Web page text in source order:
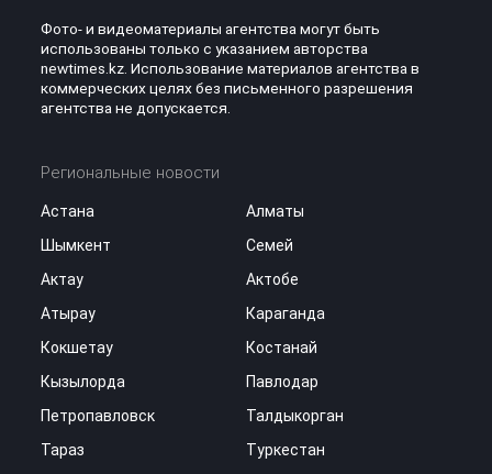
Фото- и видеоматериалы агентства могут быть
использованы только с указанием авторства
newtimes.kz. Использование материалов агентства в
коммерческих целях без письменного разрешения
агентства не допускается.
Региональные новости
Астана
Алматы
Шымкент
Семей
Актау
Актобе
Атырау
Караганда
Кокшетау
Костанай
Кызылорда
Павлодар
Петропавловск
Талдыкорган
Тараз
Туркестан